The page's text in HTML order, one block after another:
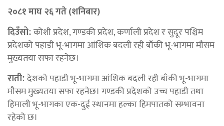
२०८१ माघ २६ गते (शनिबार)
दिउँसोːकोशी प्रदेश, गण्डकी प्रदेश, कर्णाली प्रदेश र सुदूर पश्चिम
प्रदेशको पहाडी भू-भागमा आंशिक बदली रही बाँकी भू-भागमा मौसम
मुख्यतया सफा रहनेछ।
रातीːदेशको पहाडी भू-भागमा आंशिक बदली रही बाँकी भू-भागमा
मौसम मुख्यतया सफा रहनेछ। गण्डकी प्रदेशको उच्च पहाडी तथा
हिमाली भू-भागका एक-दुई स्थानमा हल्का हिमपातको सम्भावना
रहेको छ।